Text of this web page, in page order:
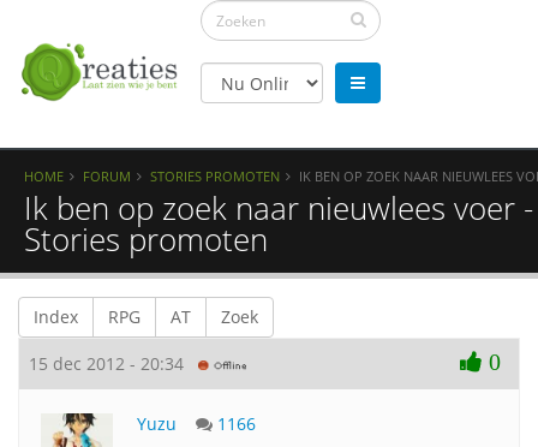
HOME FORUM STORIES PROMOTEN IK BEN OP ZOEK NAAR NIEUWLEES
Ik ben op zoek naar nieuwlees voer -
Stories promoten
Index RPG AT Zoek
15 dec 2012 - 20:34 0
Yuzu 1166